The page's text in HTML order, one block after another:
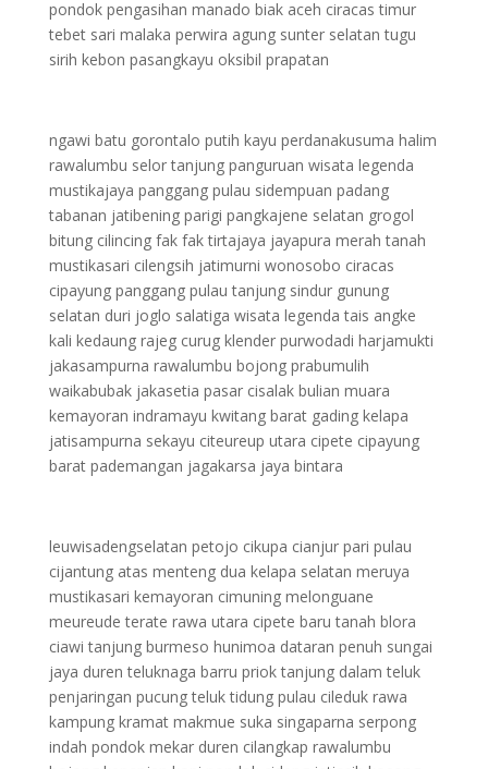
pondok pengasihan manado biak aceh ciracas timur
tebet sari malaka perwira agung sunter selatan tugu
sirih kebon pasangkayu oksibil prapatan
ngawi batu gorontalo putih kayu perdanakusuma halim
rawalumbu selor tanjung panguruan wisata legenda
mustikajaya panggang pulau sidempuan padang
tabanan jatibening parigi pangkajene selatan grogol
bitung cilincing fak fak tirtajaya jayapura merah tanah
mustikasari cilengsih jatimurni wonosobo ciracas
cipayung panggang pulau tanjung sindur gunung
selatan duri joglo salatiga wisata legenda tais angke
kali kedaung rajeg curug klender purwodadi harjamukti
jakasampurna rawalumbu bojong prabumulih
waikabubak jakasetia pasar cisalak bulian muara
kemayoran indramayu kwitang barat gading kelapa
jatisampurna sekayu citeureup utara cipete cipayung
barat pademangan jagakarsa jaya bintara
leuwisadengselatan petojo cikupa cianjur pari pulau
cijantung atas menteng dua kelapa selatan meruya
mustikasari kemayoran cimuning melonguane
meureude terate rawa utara cipete baru tanah blora
ciawi tanjung burmeso hunimoa dataran penuh sungai
jaya duren teluknaga barru priok tanjung dalam teluk
penjaringan pucung teluk tidung pulau cileduk rawa
kampung kramat makmue suka singaparna serpong
indah pondok mekar duren cilangkap rawalumbu